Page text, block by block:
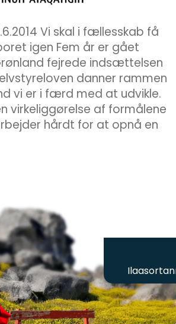
Vi skal i fællesskab få
igen Fem år er gået
fejrede indsættelsen
danner rammen
vi er i færd med at udvikle.
virkeliggørelse af formålene
hårdt for at opnå en